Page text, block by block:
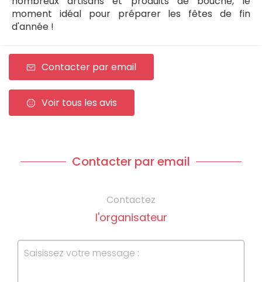
moment idéal pour préparer les fêtes de fin
d'année !
Contacter par email
Voir tous les avis
Contacter par email
Contactez
l'organisateur